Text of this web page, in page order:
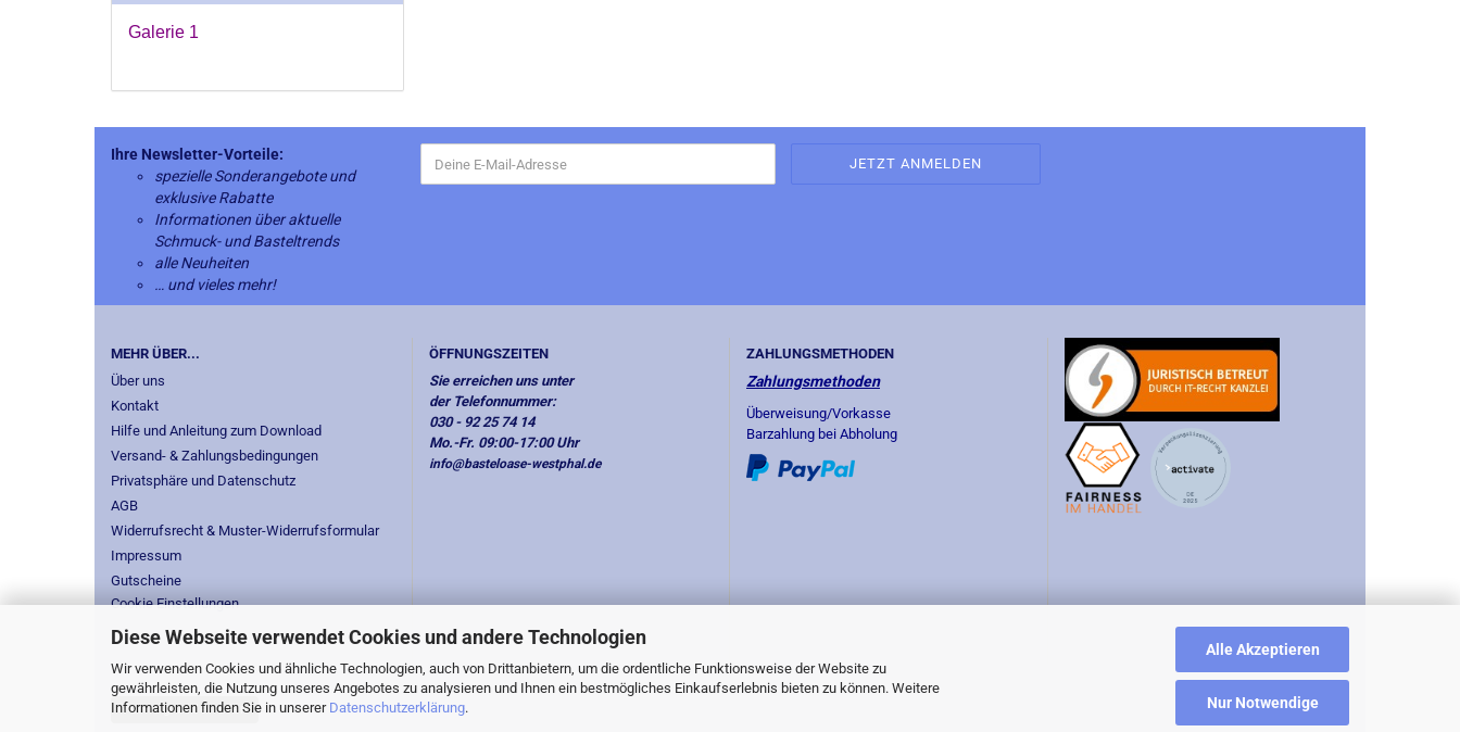
Diese Webseite verwendet Cookies und andere Technologien
Wir verwenden Cookies und ähnliche Technologien, auch von Drittanbietern, um die ordentliche Funktionsweise der Website zu
gewährleisten, die Nutzung unseres Angebotes zu analysieren und Ihnen ein bestmögliches Einkaufserlebnis bieten zu können. Weitere
Informationen finden Sie in unserer Datenschutzerklärung.
Alle Akzeptieren
Nur Notwendige
Galerie 1
Ihre Newsletter-Vorteile:
spezielle Sonderangebote und
exklusive Rabatte
Informationen über aktuelle
Schmuck- und Basteltrends
alle Neuheiten
… und vieles mehr!
MEHR ÜBER...
Über uns
Kontakt
Hilfe und Anleitung zum Download
Versand- & Zahlungsbedingungen
Privatsphäre und Datenschutz
AGB
Widerrufsrecht & Muster-Widerrufsformular
Impressum
Gutscheine
Cookie Einstellungen
ÖFFNUNGSZEITEN
Sie erreichen uns unter
der Telefonnummer:
030 - 92 25 74 14
Mo.-Fr. 09:00-17:00 Uhr
info@basteloase-westphal.de
ZAHLUNGSMETHODEN
Zahlungsmethoden
Überweisung/Vorkasse
Barzahlung bei Abholung
Vertrag widerrufen